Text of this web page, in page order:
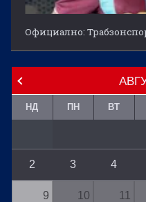
Официално:
НД ПН ВТ
2 3 4
9 10 11